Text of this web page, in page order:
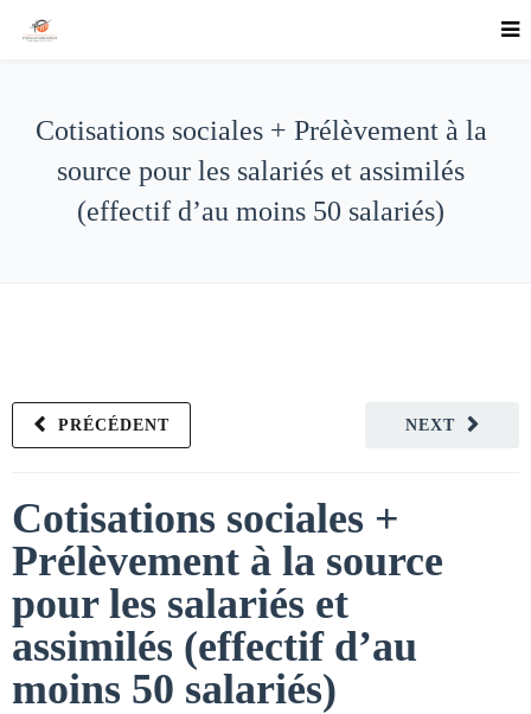
Cotisations sociales + Prélèvement à la
source pour les salariés et assimilés
(effectif d’au moins 50 salariés)
NEXT
PRÉCÉDENT
Cotisations sociales +
Prélèvement à la source
pour les salariés et
assimilés (effectif d’au
moins 50 salariés)